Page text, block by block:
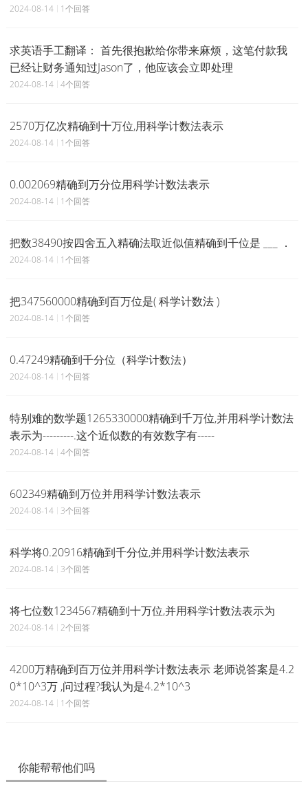
2024-08-14 1个回答
求英语手工翻译： 首先很抱歉给你带来麻烦，这笔付款我
已经让财务通知过Jason了，他应该会立即处理
2024-08-14 4个回答
2570万亿次精确到十万位,用科学计数法表示
2024-08-14 1个回答
0.002069精确到万分位用科学计数法表示
2024-08-14 1个回答
把数38490按四舍五入精确法取近似值精确到千位是 ___ ．
2024-08-14 1个回答
把347560000精确到百万位是( 科学计数法 )
2024-08-14 1个回答
0.47249精确到千分位（科学计数法）
2024-08-14 1个回答
特别难的数学题1265330000精确到千万位,并用科学计数法
表示为---------.这个近似数的有效数字有-----
2024-08-14 4个回答
602349精确到万位并用科学计数法表示
2024-08-14 3个回答
科学将0.20916精确到千分位,并用科学计数法表示
2024-08-14 3个回答
将七位数1234567精确到十万位,并用科学计数法表示为
2024-08-14 2个回答
4200万精确到百万位并用科学计数法表示 老师说答案是4.2
0*10^3万 ,问过程?我认为是4.2*10^3
2024-08-14 1个回答
你能帮帮他们吗